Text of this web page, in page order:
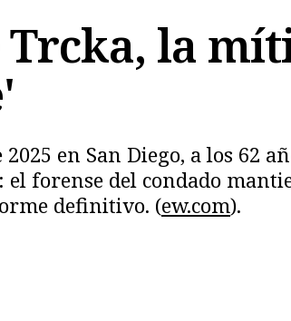
Trcka, la
en San Diego, a los 62
: el forense del condado
definitivo. (ew.com).